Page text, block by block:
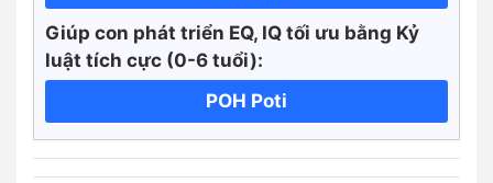
Giúp con phát triển EQ, IQ tối ưu bằng Kỷ
luật tích cực (0-6 tuổi):
POH Poti